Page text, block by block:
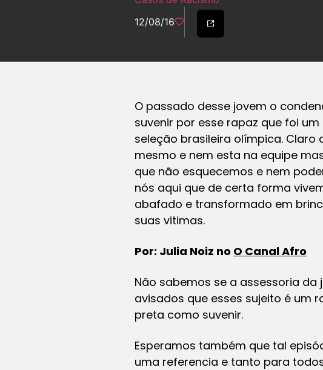
12/08/16
O passado desse jovem o
suvenir por esse rapaz que foi
seleção brasileira olímpica. Claro
mesmo e nem esta na equipe
que não esquecemos e nem
nós aqui que de certa forma
abafado e transformado em
suas vitimas.
Por: Julia Noiz no O Canal Afro
Não sabemos se a assessoria
avisados que esses sujeito é um
preta como suvenir.
Esperamos também que tal
uma referencia e tanto para